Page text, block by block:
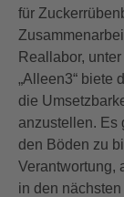
für
Reallabor,
„Alleen3“ biete
die
anzustellen. Es
den Böden zu
Verantwortung,
in den nächsten